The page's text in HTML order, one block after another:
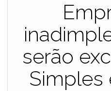
serão
Simples